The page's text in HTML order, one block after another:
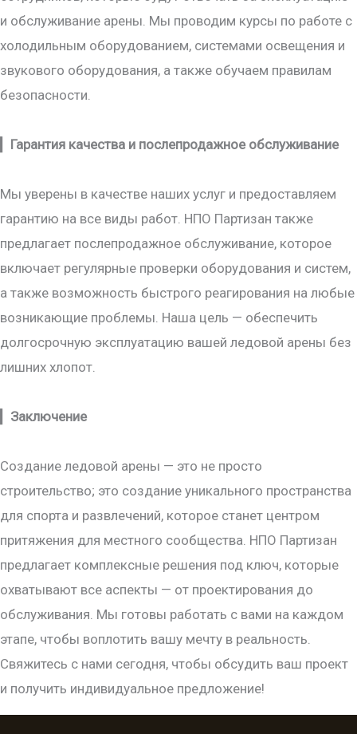
и обслуживание арены. Мы проводим курсы по работе с
холодильным оборудованием, системами освещения и
звукового оборудования, а также обучаем правилам
безопасности.
Гарантия качества и послепродажное обслуживание
Мы уверены в качестве наших услуг и предоставляем
гарантию на все виды работ. НПО Партизан также
предлагает послепродажное обслуживание, которое
включает регулярные проверки оборудования и систем,
а также возможность быстрого реагирования на любые
возникающие проблемы. Наша цель — обеспечить
долгосрочную эксплуатацию вашей ледовой арены без
лишних хлопот.
Заключение
Создание ледовой арены — это не просто
строительство; это создание уникального пространства
для спорта и развлечений, которое станет центром
притяжения для местного сообщества. НПО Партизан
предлагает комплексные решения под ключ, которые
охватывают все аспекты — от проектирования до
обслуживания. Мы готовы работать с вами на каждом
этапе, чтобы воплотить вашу мечту в реальность.
Свяжитесь с нами сегодня, чтобы обсудить ваш проект
и получить индивидуальное предложение!